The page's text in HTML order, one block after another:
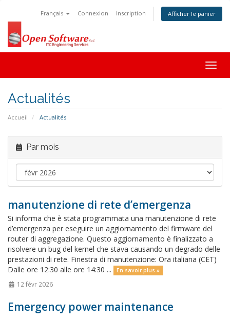
Français Connexion Inscription Afficher le panier
Actualités
Accueil Actualités
Par mois
manutenzione di rete d’emergenza
Si informa che è stata programmata una manutenzione di rete
d’emergenza per eseguire un aggiornamento del firmware del
router di aggregazione. Questo aggiornamento è finalizzato a
risolvere un bug del kernel che stava causando un degrado delle
prestazioni di rete. Finestra di manutenzione: Ora italiana (CET)
Dalle ore 12:30 alle ore 14:30 ...
En savoir plus »
12 févr 2026
Emergency power maintenance